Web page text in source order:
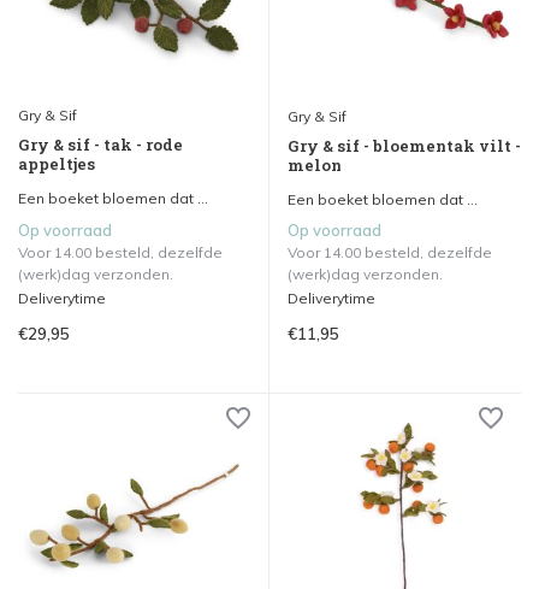
Gry & Sif
Gry & sif - tak - rode
appeltjes
Een boeket bloemen dat ...
Op voorraad
Voor 14.00 besteld, dezelfde
(werk)dag verzonden.
Deliverytime
€29,95
Gry & Sif
Gry & sif - bloementak vilt -
melon
Een boeket bloemen dat ...
Op voorraad
Voor 14.00 besteld, dezelfde
(werk)dag verzonden.
Deliverytime
€11,95